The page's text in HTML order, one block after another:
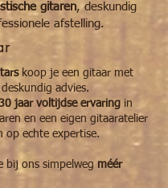
gitaren, deskundig
afstelling.
koop je een gitaar met
advies.
jaar voltijdse ervaring in
en een eigen gitaaratelier
op echte expertise.
bij ons simpelweg méér